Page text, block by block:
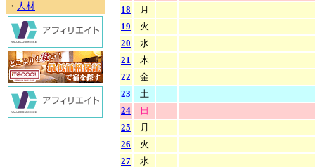
・ 人材
18
月
19
火
20
水
21
木
22
金
23
土
24
日
25
月
26
火
27
水